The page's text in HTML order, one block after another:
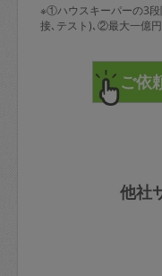
※①ハウスキーパーの3段
接､テスト)､②最大一億
他社